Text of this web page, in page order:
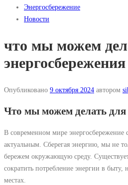
Энергосбережение
Новости
что мы можем
энергосбережения
Опубликовано 9 октября 2024 автором
Что мы можем делать для
В современном мире энергосбережение
актуальным. Сберегая энергию, мы не
бережем окружающую среду.
сократить потребление энергии в
местах.